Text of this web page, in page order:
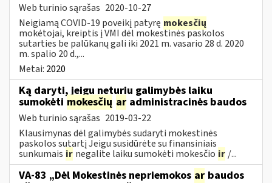
Web turinio sąrašas 2020-10-27
Neigiamą COVID-19 poveikį patyrę mokesčių
mokėtojai, kreiptis į VMI dėl mokestinės paskolos
sutarties be palūkanų gali iki 2021 m. vasario 28 d. 2020
m. spalio 20 d.,...
Metai: 2020
Ką daryti, jeigu neturiu galimybės laiku
sumokėti mokesčių ar administracinės baudos
Web turinio sąrašas 2019-03-22
Klausimynas dėl galimybės sudaryti mokestinės
paskolos sutartį Jeigu susidūrėte su finansiniais
sunkumais ir negalite laiku sumokėti mokesčio ir /...
VA-83 „Dėl Mokestinės nepriemokos ar baudos